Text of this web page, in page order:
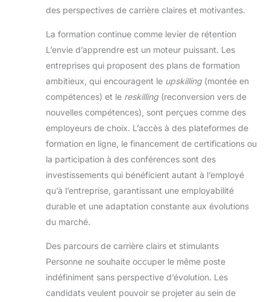
des perspectives de carrière claires et motivantes.
La formation continue comme levier de rétention
L’envie d’apprendre est un moteur puissant. Les
entreprises qui proposent des plans de formation
ambitieux, qui encouragent le upskilling(montée en
compétences) et le reskilling(reconversion vers de
nouvelles compétences), sont perçues comme des
employeurs de choix. L’accès à des plateformes de
formation en ligne, le financement de certifications ou
la participation à des conférences sont des
investissements qui bénéficient autant à l’employé
qu’à l’entreprise, garantissant une employabilité
durable et une adaptation constante aux évolutions
du marché.
Des parcours de carrière clairs et stimulants
Personne ne souhaite occuper le même poste
indéfiniment sans perspective d’évolution. Les
candidats veulent pouvoir se projeter au sein de